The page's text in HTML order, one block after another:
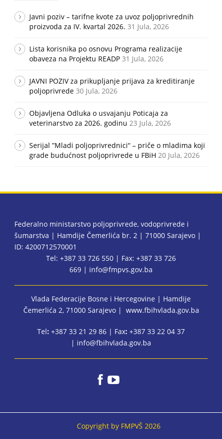
Javni poziv – tarifne kvote za uvoz poljoprivrednih
proizvoda za IV. kvartal 2026. 31 Jula, 2026
Lista korisnika po osnovu Programa realizacije
obaveza na Projektu READP 31 Jula, 2026
JAVNI POZIV za prikupljanje prijava za kreditiranje
poljoprivrede 30 Jula, 2026
Objavljena Odluka o usvajanju Poticaja za
veterinarstvo za 2026. godinu 23 Jula, 2026
Serijal ”Mladi poljoprivrednici“ – priče o mladima koji
grade budućnost poljoprivrede u FBiH 20 Jula, 2026
Federalno ministarstvo poljoprivrede, vodoprivrede i
šumarstva | Hamdije Čemerlića br. 2 | 71000 Sarajevo |
ID: 4200712570001
Tel: +387 33 726 550 | Fax: +387 33 726
669 | info@fmpvs.gov.ba
Vlada Federacije Bosne i Hercegovine | Hamdije
Čemerlića 2, 71000 Sarajevo | www.fbihvlada.gov.ba
Tel: +387 33 21 29 86 | Fax: +387 33 22 04 37
| info@fbihvlada.gov.ba
Copyright by FMPVŠ 2026